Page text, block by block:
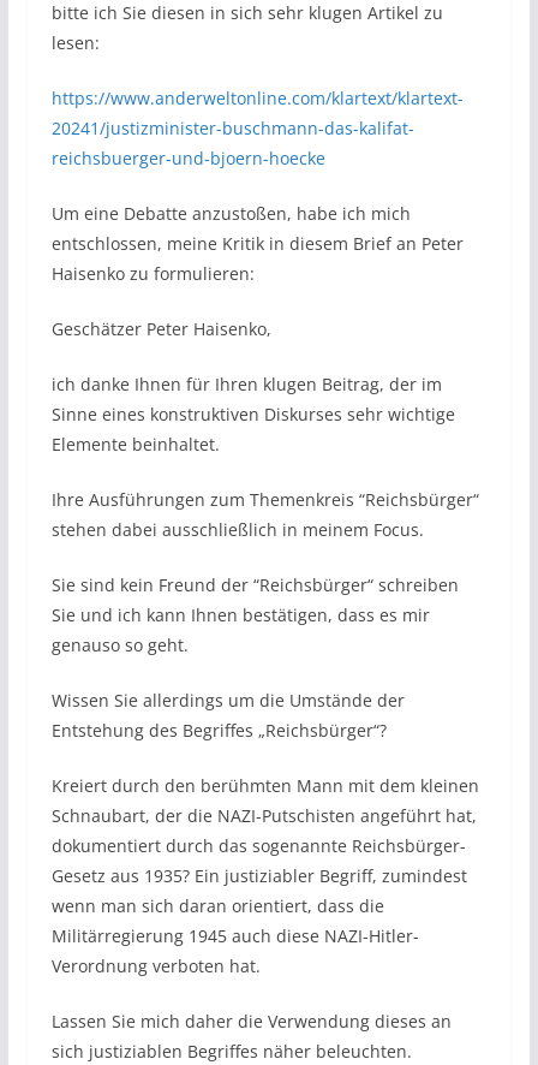
bitte ich Sie diesen in sich sehr klugen Artikel zu
lesen:
https://www.anderweltonline.com/klartext/klartext-
20241/justizminister-buschmann-das-kalifat-
reichsbuerger-und-bjoern-hoecke
Um eine Debatte anzustoßen, habe ich mich
entschlossen, meine Kritik in diesem Brief an Peter
Haisenko zu formulieren:
Geschätzer Peter Haisenko,
ich danke Ihnen für Ihren klugen Beitrag, der im
Sinne eines konstruktiven Diskurses sehr wichtige
Elemente beinhaltet.
Ihre Ausführungen zum Themenkreis “Reichsbürger“
stehen dabei ausschließlich in meinem Focus.
Sie sind kein Freund der “Reichsbürger“ schreiben
Sie und ich kann Ihnen bestätigen, dass es mir
genauso so geht.
Wissen Sie allerdings um die Umstände der
Entstehung des Begriffes „Reichsbürger“?
Kreiert durch den berühmten Mann mit dem kleinen
Schnaubart, der die NAZI-Putschisten angeführt hat,
dokumentiert durch das sogenannte Reichsbürger-
Gesetz aus 1935? Ein justiziabler Begriff, zumindest
wenn man sich daran orientiert, dass die
Militärregierung 1945 auch diese NAZI-Hitler-
Verordnung verboten hat.
Lassen Sie mich daher die Verwendung dieses an
sich justiziablen Begriffes näher beleuchten.